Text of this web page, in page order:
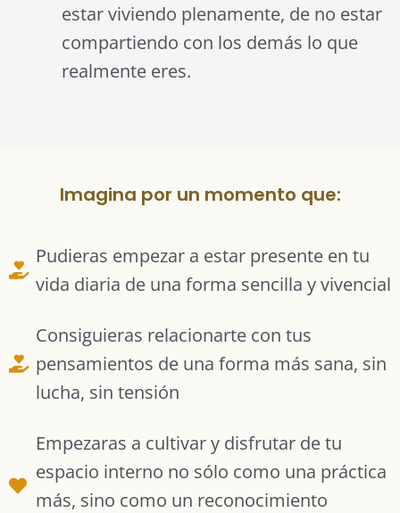
estar viviendo plenamente, de no estar
compartiendo con los demás lo que
realmente eres.
Imagina por un momento que:
Pudieras empezar a estar presente en tu
vida diaria de una forma sencilla y vivencial
Consiguieras relacionarte con tus
pensamientos de una forma más sana, sin
lucha, sin tensión
Empezaras a cultivar y disfrutar de tu
espacio interno no sólo como una práctica
más, sino como un reconocimiento